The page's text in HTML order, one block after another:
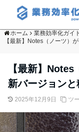
ホーム 業務効率化ガイ
【最新】Notes（ノーツ）
【最新】
新バージョン
2025年12月9日 ツ